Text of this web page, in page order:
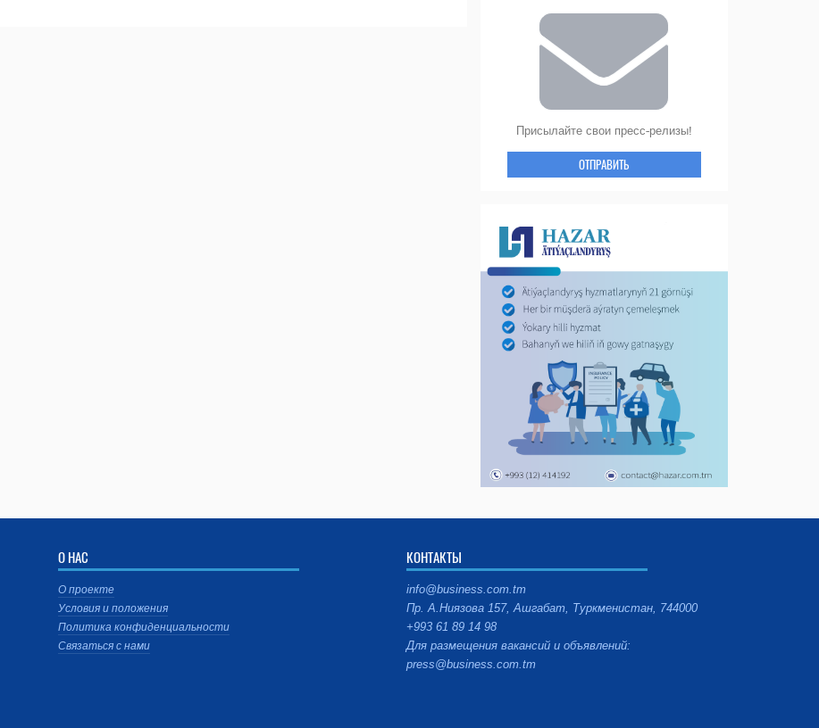
Присылайте свои пресс-релизы!
ОТПРАВИТЬ
О НАС
О проекте
Условия и положения
Политика конфиденциальности
Связаться с нами
КОНТАКТЫ
info@business.com.tm
Пр. А.Ниязова 157, Ашгабат, Туркменистан, 744000
+993 61 89 14 98
Для размещения вакансий и объявлений:
press@business.com.tm